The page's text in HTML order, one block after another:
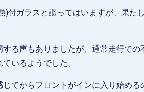
付ガラスと謳ってはいますが、果た
る声もありましたが、通常走行での
いるようでした。
てからフロントがインに入り始める